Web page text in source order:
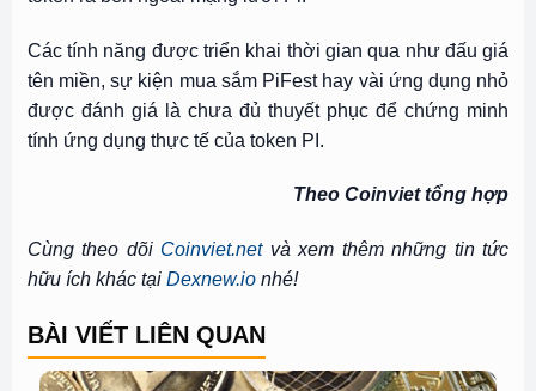
Các tính năng được triển khai thời gian qua như đấu giá
tên miền, sự kiện mua sắm PiFest hay vài ứng dụng nhỏ
được đánh giá là chưa đủ thuyết phục để chứng minh
tính ứng dụng thực tế của token PI.
Theo Coinviet tổng hợp
Cùng theo dõi Coinviet.netvà xem thêm những tin tức
hữu ích khác tại Dexnew.ionhé!
BÀI VIẾT LIÊN QUAN